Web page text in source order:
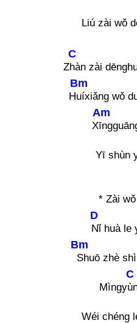
Liú zài wǒ
Z
C
hàn zài
H
Bm
uíxiǎng wǒ
X
Am
Yī shùn
* Zài
D
Nǐ huà le
Bm
Shuō zhè
Mìngy
C
Wéi chéng